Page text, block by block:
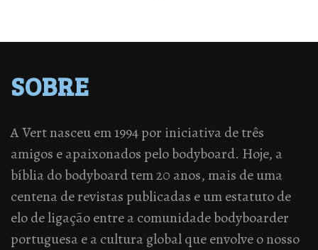
SOBRE
A Vert nasceu em 1994 por iniciativa de três
amigos e apaixonados pelo bodyboard. Hoje, a
bíblia do bodyboard tem 20 anos, mais de uma
centena de revistas publicadas e um estatuto de
elo de ligação entre a comunidade bodyboarder
portuguesa e a cultura global que envolve o nosso